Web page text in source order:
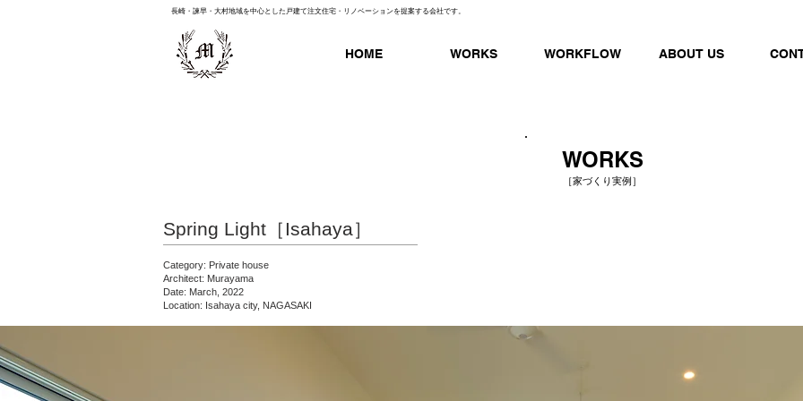
長崎・諫早・大村地域を中心とした戸建て注文住宅・リノベーションを提案する会社です。
HOME WORKS WORKFLOW ABOUT US
WORKS
［家づくり実例］
Spring Light［Isahaya］
Category: Private house
Architect: Murayama
Date: March, 2022
Location: Isahaya city, NAGASAKI